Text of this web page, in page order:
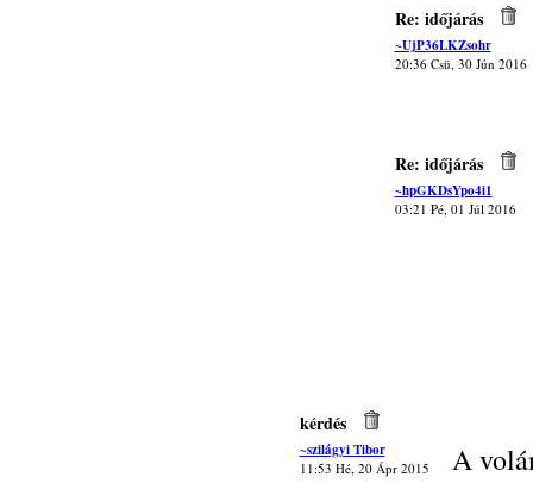
Re: időjárás
~UjP36LKZsohr
20:36 Csü, 30 Jún 2016
Re: időjárás
~hpGKDsYpo4i1
03:21 Pé, 01 Júl 2016
kérdés
~szilágyi Tibor
11:53 Hé, 20 Ápr 2015 A